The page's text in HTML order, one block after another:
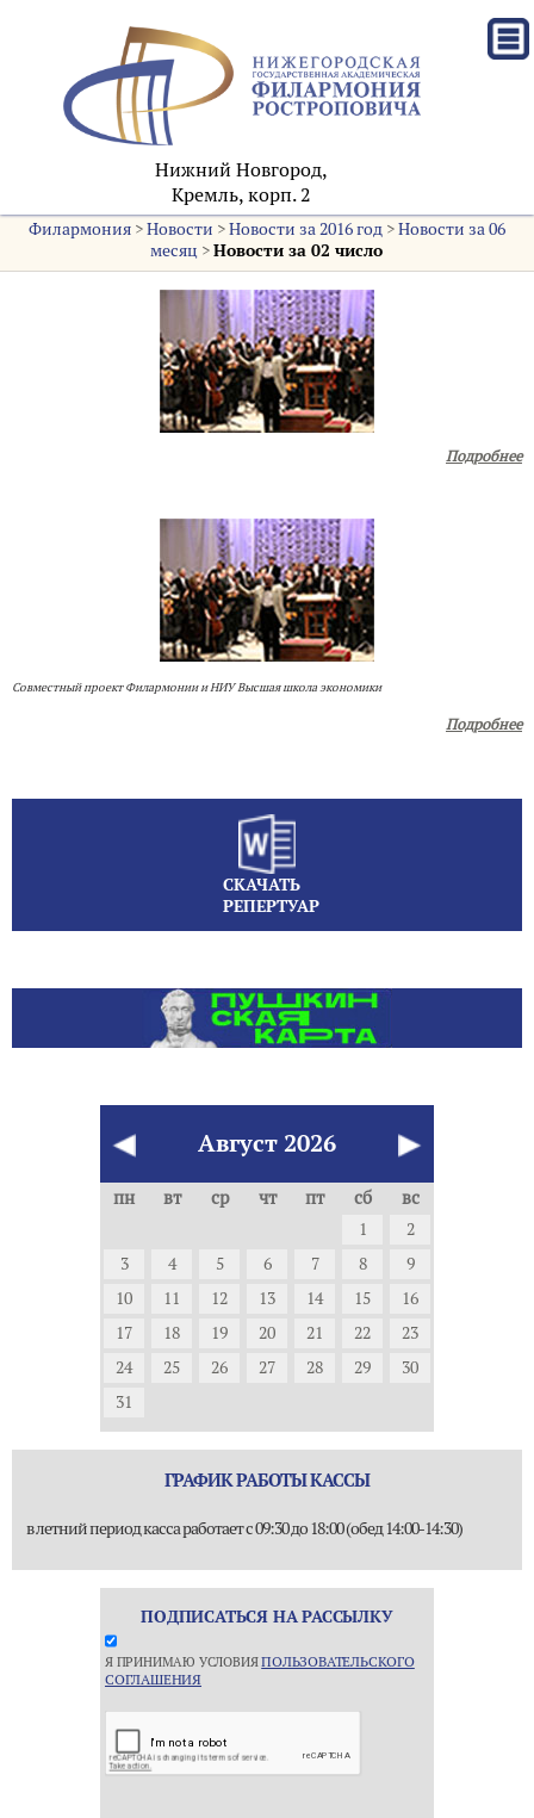
Нижний Новгород,
Кремль, корп. 2
Филармония>Новости >Новости за 2016 год>Новости за 06
месяц >Новости за 02 число
Подробнее
Совместный проект Филармонии и НИУ Высшая школа экономики
Подробнее
СКАЧАТЬ
РЕПЕРТУАР
Август2026
пн вт ср чт пт сб вс
1
2
3
4 5 6 7 8
9
10
11 12 13 14 15
16
17
18 19 20 21 22
23
24
25 26 27 28 29
30
31
ГРАФИК РАБОТЫ КАССЫ
в летний период касса работает с 09:30 до 18:00 (обед 14:00-14:30)
ПОДПИСАТЬСЯ НА РАССЫЛКУ
Я ПРИНИМАЮ УСЛОВИЯПОЛЬЗОВАТЕЛЬСКОГО
СОГЛАШЕНИЯ